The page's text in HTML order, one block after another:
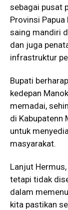
sebagai pusat
Provinsi
saing mandiri
dan juga
infrastruktur
Bupati
kedepan
memadai,
di Kabupatenn
untuk
masyarakat.
Lanjut
tetapi tidak
dalam
kita pastikan